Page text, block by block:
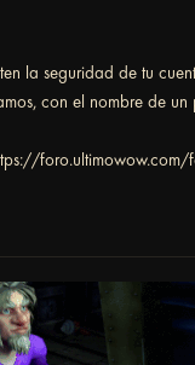
la seguridad de tu
con el nombre de un